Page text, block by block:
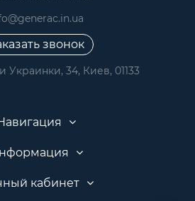
звонок
Украинки, 34, Киев, 01133
кабинет